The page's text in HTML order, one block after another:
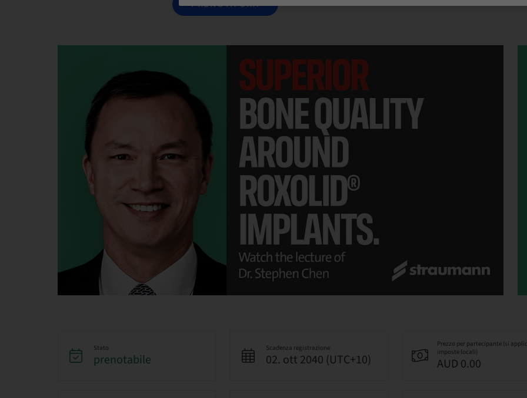
PRENOTA ORA
Stato
prenotabile
Scadenza registrazione
02. ott 2040 (UTC+10)
Prezzo per partecipante (si
imposte locali)
AUD 0.00